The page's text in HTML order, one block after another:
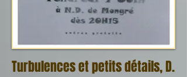
Turbulences et petits détails, D.